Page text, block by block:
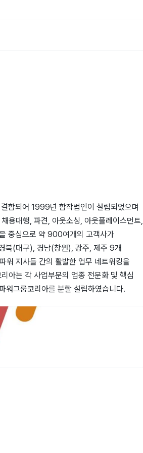
합되어 1999년 합작법인이 설립되었으며
용대행, 파견, 아웃소싱, 아웃플레이스먼트,
중심으로 약 900여개의 고객사가
북(대구), 경남(창원), 광주, 제주 9개
워 지사들 간의 활발한 업무 네트워킹을
아는 각 사업부문의 업종 전문화 및 핵심
워그룹코리아를 분할 설립하였습니다.